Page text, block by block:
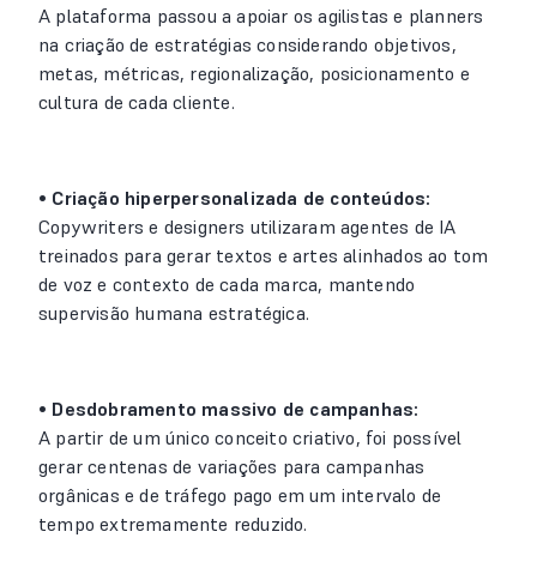
A plataforma passou a apoiar os agilistas e planners
na criação de estratégias considerando objetivos,
metas, métricas, regionalização, posicionamento e
cultura de cada cliente.
• Criação hiperpersonalizada de conteúdos:
Copywriters e designers utilizaram agentes de IA
treinados para gerar textos e artes alinhados ao tom
de voz e contexto de cada marca, mantendo
supervisão humana estratégica.
• Desdobramento massivo de campanhas:
A partir de um único conceito criativo, foi possível
gerar centenas de variações para campanhas
orgânicas e de tráfego pago em um intervalo de
tempo extremamente reduzido.